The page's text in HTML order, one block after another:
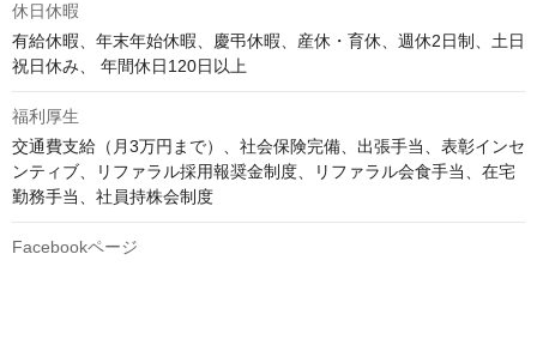
休日休暇
有給休暇、年末年始休暇、慶弔休暇、産休・育休、週休2日制、土日
祝日休み、 年間休日120日以上
福利厚生
交通費支給（月3万円まで）、社会保険完備、出張手当、表彰インセ
ンティブ、リファラル採用報奨金制度、リファラル会食手当、在宅
勤務手当、社員持株会制度
Facebookページ